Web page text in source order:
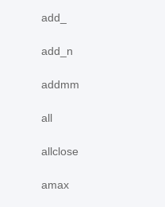
add_
add_n
addmm
all
allclose
amax